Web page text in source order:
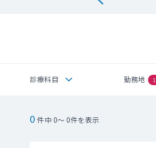
診療科目 勤務地 1
0 件中 0～ 0件を表示